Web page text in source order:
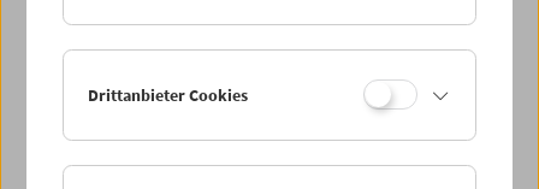
Sa 30.8.
Drittanbieter Cookies